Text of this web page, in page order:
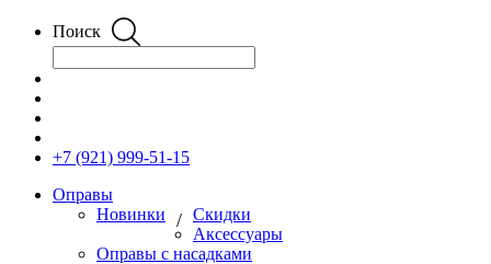
Поиск
+7 (921) 999-51-15
Оправы
Новинки
/ Скидки
Аксессуары
Оправы с насадками